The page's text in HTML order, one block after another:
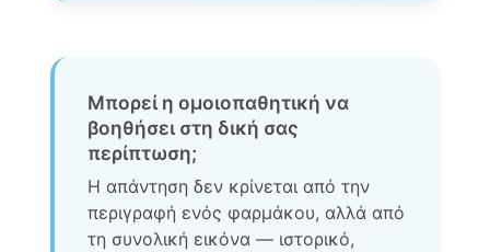
Μπορεί η ομοιοπαθητική να
βοηθήσει στη δική σας
περίπτωση;
Η απάντηση δεν κρίνεται από την
περιγραφή ενός φαρμάκου, αλλά από
τη συνολική εικόνα — ιστορικό,